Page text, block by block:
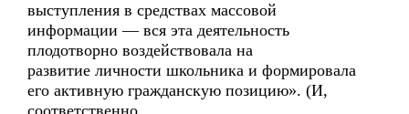
выступления в средствах массовой
информации — вся эта деятельность
плодотворно воздействовала на
развитие личности школьника и формировала
его активную гражданскую позицию». (И,
соответственно,